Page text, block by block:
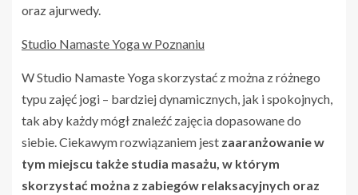
oraz ajurwedy.
Studio Namaste Yoga w Poznaniu
W Studio Namaste Yoga skorzystać z można z różnego
typu zajęć jogi – bardziej dynamicznych, jak i spokojnych,
tak aby każdy mógł znaleźć zajęcia dopasowane do
siebie. Ciekawym rozwiązaniem jest zaaranżowanie w
tym miejscu także studia masażu, w którym
skorzystać można z zabiegów relaksacyjnych oraz